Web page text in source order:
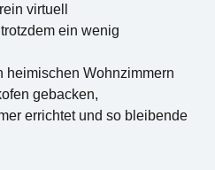
virtuell
ein wenig
heimischen Wohnzimmern
gebacken,
errichtet und so bleibende